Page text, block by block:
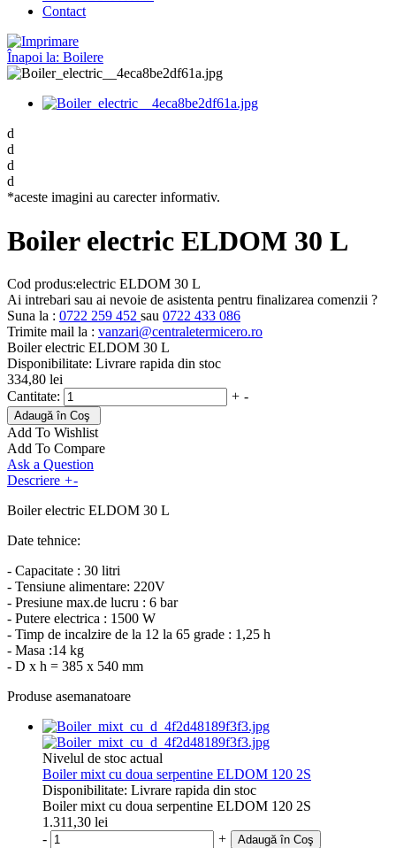
Contact
Înapoi la: Boilere
d
d
d
d
*aceste imagini au carecter informativ.
Boiler electric ELDOM 30 L
Cod produs:electric ELDOM 30 L
Ai intrebari sau ai nevoie de asistenta pentru finalizarea comenzii ?
Suna la : 0722 259 452 sau 0722 433 086
Trimite mail la : vanzari@centraletermicero.ro
Boiler electric ELDOM 30 L
Disponibilitate: Livrare rapida din stoc
334,80 lei
Cantitate:
+ -
Adaugă în Coş
Add To Wishlist
Add To Compare
Ask a Question
Descriere +-
Boiler electric ELDOM 30 L
Date tehnice:
- Capacitate : 30 litri
- Tensiune alimentare: 220V
- Presiune max.de lucru : 6 bar
- Putere electrica : 1500 W
- Timp de incalzire de la 12 la 65 grade : 1,25 h
- Masa :14 kg
- D x h = 385 x 540 mm
Produse asemanatoare
Nivelul de stoc actual
Boiler mixt cu doua serpentine ELDOM 120 2S
Disponibilitate: Livrare rapida din stoc
Boiler mixt cu doua serpentine ELDOM 120 2S
1.311,30 lei
-
+ Adaugă în Coş